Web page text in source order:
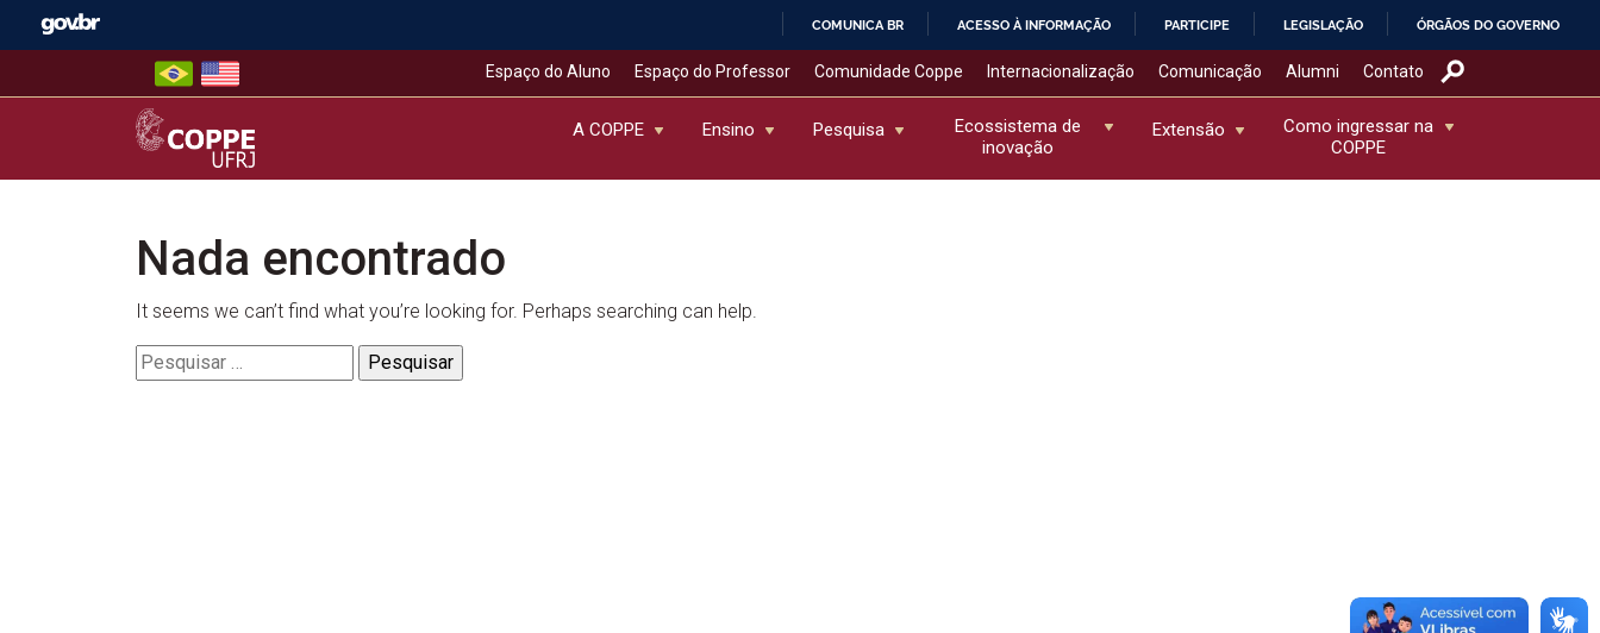
COMUNICA BR ACESSO À INFORMAÇÃO PARTICIPE LEGISLAÇÃO ÓRGÃOS DO GOVERNO
Espaço do Aluno Espaço do Professor Comunidade Coppe Internacionalização Comunicação Alumni Contato
COPPE – UFRJ
A COPPE Ensino Pesquisa
Ecossistema de
inovação
Extensão
Como ingressar na
COPPE
Nada encontrado
It seems we can’t find what you’re looking for. Perhaps searching can help.
Pesquisar
por: